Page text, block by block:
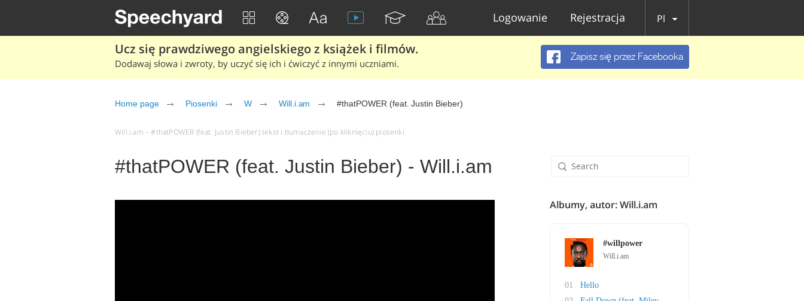
Logowanie Rejestracja Pl
Ucz się prawdziwego angielskiego z książek i filmów.
Dodawaj słowa i zwroty, by uczyć się ich i ćwiczyć z innymi uczniami.
Zapisz się przez Facebooka
Home page Piosenki W Will.i.am #thatPOWER (feat. Justin Bieber)
Will.i.am – #thatPOWER (feat. Justin Bieber) tekst i tłumaczenie (po kliknięciu) piosenki
#thatPOWER (feat. Justin Bieber) - Will.i.am
Albumy, autor: Will.i.am
#willpower
Will.i.am
01
Hello